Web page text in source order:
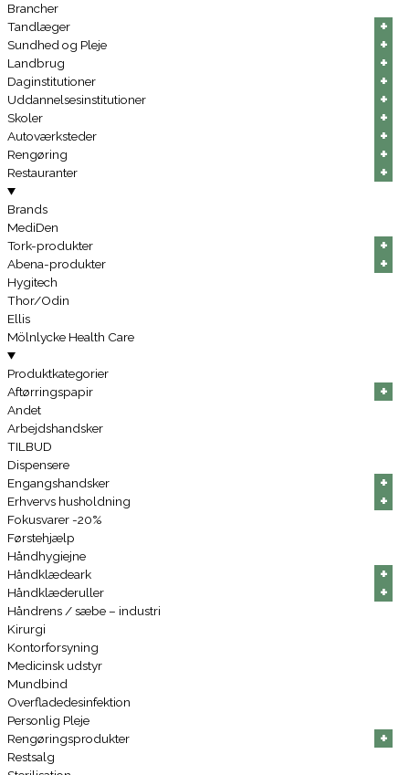
Brancher
Tandlæger
+
+
+
+
+
+
Sundhed og Pleje +
+
+
+
+
+
Landbrug +
+
+
+
+
+
Daginstitutioner +
+
+
+
+
+
Uddannelsesinstitutioner +
+
+
+
+
+
Skoler +
+
+
+
+
+
Autoværksteder +
+
+
+
+
+
Rengøring +
+
+
+
+
+
Restauranter +
+
+
+
+
+
Brands
MediDen
Tork-produkter
+
+
+
+
+
+
Abena-produkter +
+
+
+
+
+
Hygitech
Thor/Odin
Ellis
Mölnlycke Health Care
Produktkategorier
Aftørringspapir
+
+
+
+
+
+
Andet
Arbejdshandsker
TILBUD
Dispensere
Engangshandsker
+
+
+
+
+
+
Erhvervs husholdning +
+
+
+
+
+
Fokusvarer -20%
Førstehjælp
Håndhygiejne
Håndklædeark
+
+
+
+
+
+
Håndklæderuller +
+
+
+
+
+
Håndrens / sæbe – industri
Kirurgi
Kontorforsyning
Medicinsk udstyr
Mundbind
Overfladedesinfektion
Personlig Pleje
Rengøringsprodukter
+
+
+
+
+
+
Restsalg